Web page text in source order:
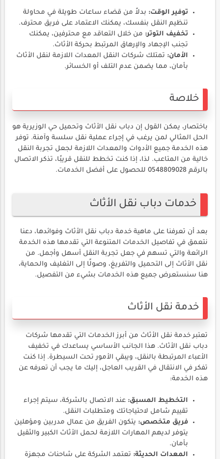
توفير الوقت: بدلاً من قضاء ساعات طويلة في محاولة
تنظيم النقل بنفسك، يمكنك الاعتماد على فريق محترف.
تخفيف التوتر: من خلال التعاقد مع محترفين، يمكنك
تجنب الإجهاد والإرهاق المرتبط بحركة الأثاث.
الأمان: تمتلك شركات النقل المعدات اللازمة لنقل الأثاث
بأمان، مما يضمن عدم التلف أو الخسائر.
خلاصة
باختصار، يمكن القول إن دباب نقل الأثاث وتحميل حي الوزيرية هو
الحل المثالي لمن يرغب في إجراء عملية نقل سلسة وآمنة. توفر
هذه الخدمة جميع الأدوات والمعدات اللازمة لجعل تجربة النقل
خالية من المتاعب. لذا، إذا كنت تخطط للنقل قريبًا، تذكر الاتصال
بالرقم 0548809028 للحصول على أفضل الخدمات.
خدمات دباب نقل الأثاث
بعد أن تعرفنا على ماهية خدمة دباب نقل الأثاث وفوائدها، دعنا
نتعمق في تفاصيل الخدمات المتنوعة التي تقدمها هذه الخدمة
الرائعة والتي تسهم في جعل تجربة النقل أسهل وأجمل. من
نقل الأثاث إلى التحميل والتفريغ، وصولًا إلى التغليف والحماية،
هنا سنستعرض جميع هذه الخدمات بشيء من التفصيل.
خدمة نقل الأثاث
تعتبر خدمة نقل الأثاث من أبرز الخدمات التي تقدمها شركات
دباب نقل الأثاث. هذا الجانب الأساسي يساعدك في تخفيف
الأعباء المرتبطة بالنقل، ويبقي الأمور تحت السيطرة. إذا كنت
تفكر في الانتقال في القريب العاجل، إليك ما يجب أن تعرفه عن
هذه الخدمة:
التخطيط المسبق: عند الاتصال بالشركة، سيتم إجراء
تقييم شامل لاحتياجاتك ومتطلبات النقل.
فريق متخصص: يتكون الفريق من عمال مدربين ومؤهلين
يتوفر لديهم المهارات اللازمة لحمل الأثاث الكبير والثقيل
بأمان.
المعدات الحديثة: تعتمد الشركة على شاحنات مجهزة